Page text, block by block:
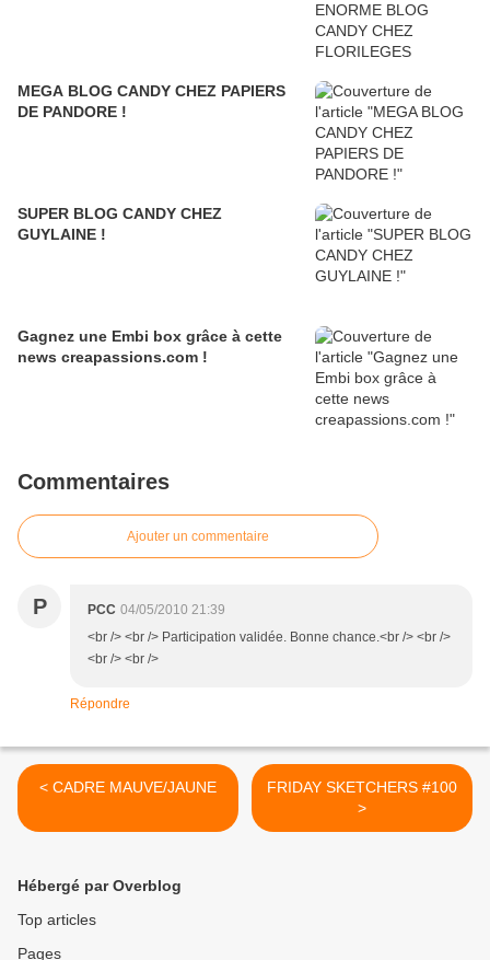
MEGA BLOG CANDY CHEZ PAPIERS
DE PANDORE !
SUPER BLOG CANDY CHEZ
GUYLAINE !
Gagnez une Embi box grâce à cette
news creapassions.com !
Commentaires
Ajouter un commentaire
P PCC 04/05/2010 21:39
<br /> <br /> Participation validée. Bonne chance.<br /> <br />
<br /> <br />
Répondre
< CADRE MAUVE/JAUNE
FRIDAY SKETCHERS #100
>
Hébergé par Overblog
Top articles
Pages